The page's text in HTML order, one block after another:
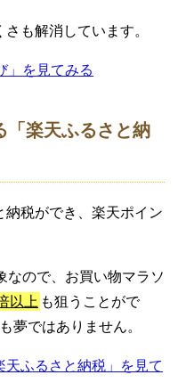
も解消しています。
」を見てみる
「楽天ふるさと納
税ができ、楽天ポイン
なので、お買い物マラソ
以上 も狙うことがで
夢ではありません。
ふるさと納税」を見て